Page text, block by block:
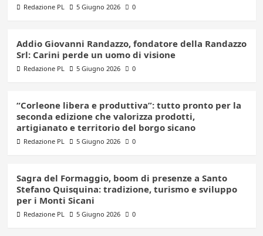
Redazione PL 5 Giugno 2026 0
Addio Giovanni Randazzo, fondatore della Randazzo
Srl: Carini perde un uomo di visione
Redazione PL 5 Giugno 2026 0
“Corleone libera e produttiva”: tutto pronto per la
seconda edizione che valorizza prodotti,
artigianato e territorio del borgo sicano
Redazione PL 5 Giugno 2026 0
Sagra del Formaggio, boom di presenze a Santo
Stefano Quisquina: tradizione, turismo e sviluppo
per i Monti Sicani
Redazione PL 5 Giugno 2026 0